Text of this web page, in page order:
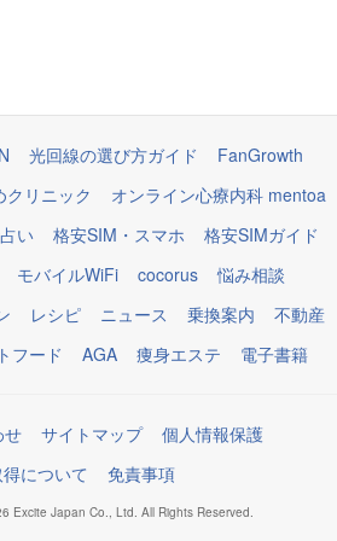
光回線の選び方ガイド
FanGrowth
クリニック
オンライン心療内科 mentoa
い 格安SIM・スマホ
格安SIMガイド
モバイルWiFi cocorus
悩み相談
レシピ ニュース 乗換案内
不動産
フード AGA 痩身エステ 電子書籍
せ サイトマップ
個人情報保護
について
免責事項
Excite Japan Co., Ltd. All Rights Reserved.